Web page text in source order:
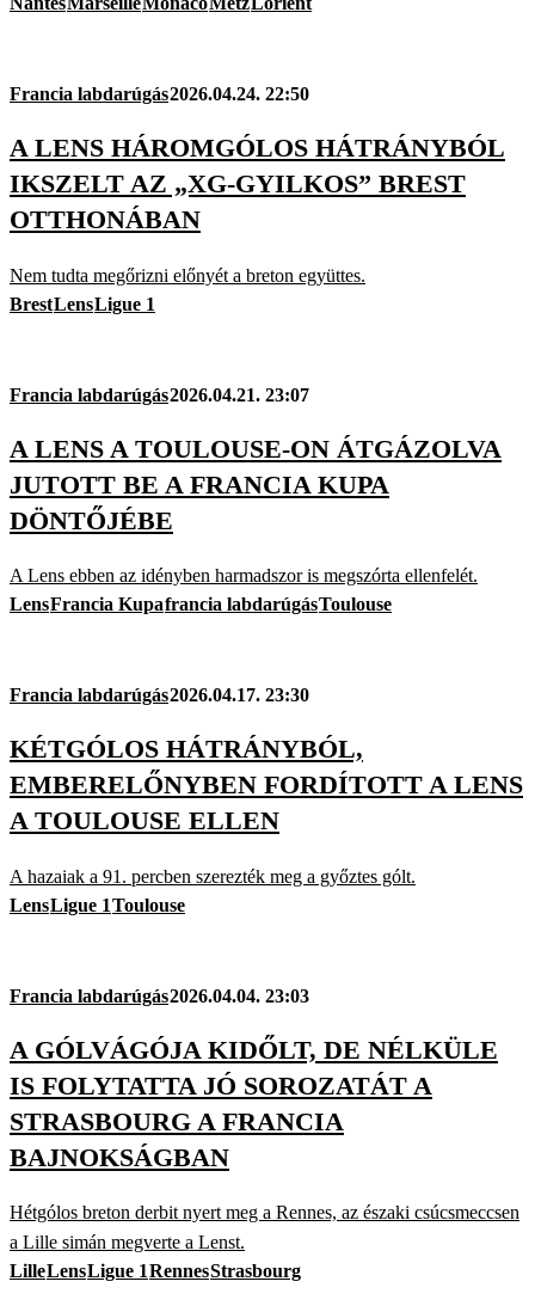
Francia labdarúgás2026.04.24. 22:50
A LENS HÁROMGÓLOS HÁTRÁNYBÓL
IKSZELT AZ „XG-GYILKOS” BREST
OTTHONÁBAN
Nem tudta megőrizni előnyét a breton együttes.
BrestLensLigue 1
Francia labdarúgás2026.04.21. 23:07
A LENS A TOULOUSE-ON ÁTGÁZOLVA
JUTOTT BE A FRANCIA KUPA
DÖNTŐJÉBE
A Lens ebben az idényben harmadszor is megszórta ellenfelét.
LensFrancia Kupafrancia labdarúgásToulouse
Francia labdarúgás2026.04.17. 23:30
KÉTGÓLOS HÁTRÁNYBÓL,
EMBERELŐNYBEN FORDÍTOTT A LENS
A TOULOUSE ELLEN
A hazaiak a 91. percben szerezték meg a győztes gólt.
LensLigue 1Toulouse
Francia labdarúgás2026.04.04. 23:03
A GÓLVÁGÓJA KIDŐLT, DE NÉLKÜLE
IS FOLYTATTA JÓ SOROZATÁT A
STRASBOURG A FRANCIA
BAJNOKSÁGBAN
Hétgólos breton derbit nyert meg a Rennes, az északi csúcsmeccsen
a Lille simán megverte a Lenst.
LilleLensLigue 1RennesStrasbourg